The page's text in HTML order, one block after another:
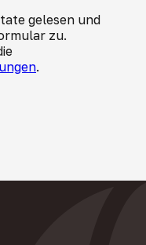
gelesen und
zu.
.